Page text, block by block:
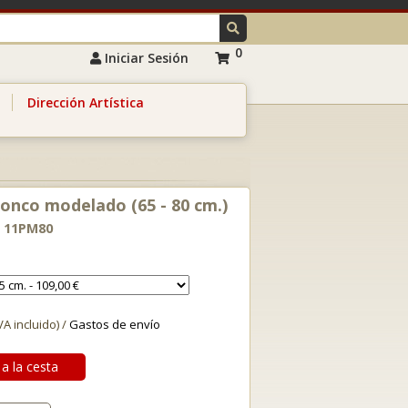
Iniciar Sesión 0
Dirección Artística
modelado (65 - 80 cm.)
11PM80
incluido) /Gastos de envío
la cesta